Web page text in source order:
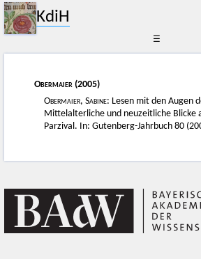
KdiH
☰
Obermaier (2005)
Obermaier, Sabine: Lesen mit den Augen
Mittelalterliche und neuzeitliche Blicke
Parzival. In: Gutenberg-Jahrbuch 80